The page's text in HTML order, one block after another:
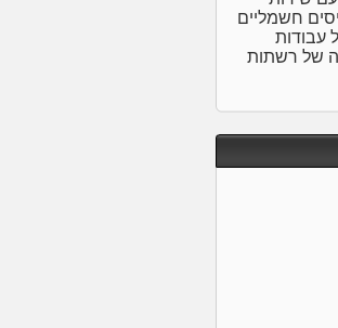
חשמליים
עבודות
של רשתות